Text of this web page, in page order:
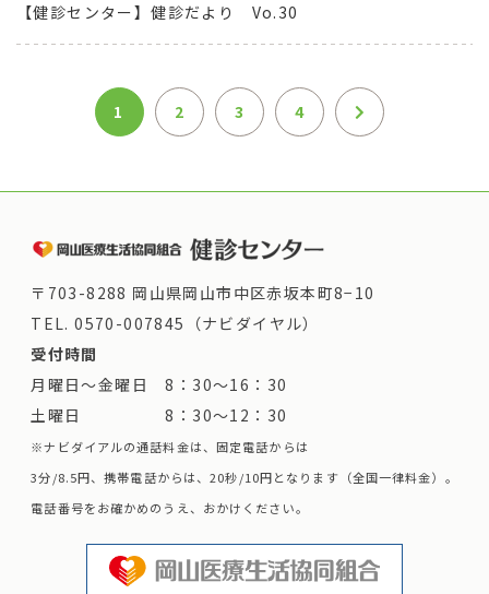
【健診センター】健診だより Vo.30
1 2 3 4
〒703-8288 岡山県岡山市中区赤坂本町8−10
TEL.0570-007845（ナビダイヤル）
受付時間
月曜日～金曜日 8：30～16：30
土曜日 8：30～12：30
※ナビダイアルの通話料金は、固定電話からは
3分/8.5円、携帯電話からは、20秒/10円となります（全国一律料金）。
電話番号をお確かめのうえ、おかけください。